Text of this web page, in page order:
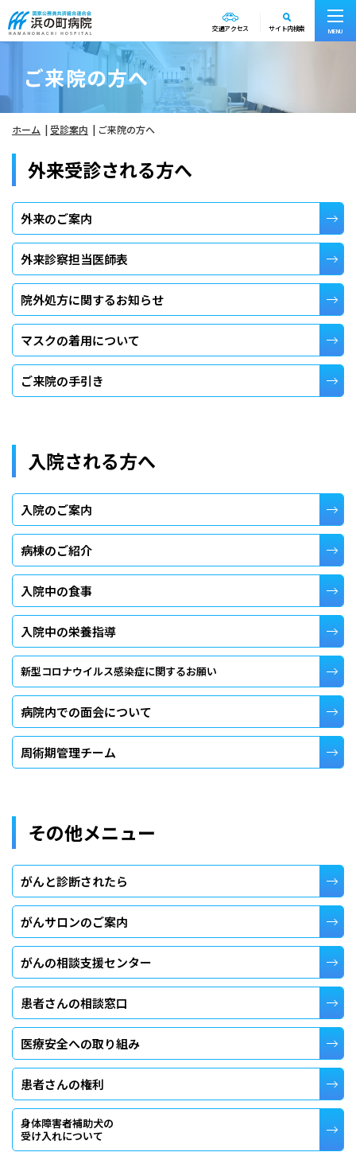
交通アクセス サイト内検索 MENU
ご来院の方へ
ホーム 受診案内 ご来院の方へ
外来受診される方へ
外来のご案内
外来診察担当医師表
院外処方に関するお知らせ
マスクの着用について
ご来院の手引き
入院される方へ
入院のご案内
病棟のご紹介
入院中の食事
入院中の栄養指導
新型コロナウイルス感染症に関するお願い
病院内での面会について
周術期管理チーム
その他メニュー
がんと診断されたら
がんサロンのご案内
がんの相談支援センター
患者さんの相談窓口
医療安全への取り組み
患者さんの権利
身体障害者補助犬の
受け入れについて